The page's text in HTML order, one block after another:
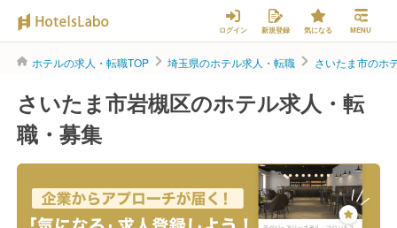
ログイン 新規登録 気になる MENU
ホテルの求人・転職TOP 埼玉県のホテル求人・転職 さいたま市のホ
さいたま市岩槻区のホテル求人・転
職・募集